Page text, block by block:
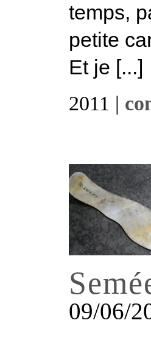
temps,
petite
Et je [...]
2011 |
09/06/